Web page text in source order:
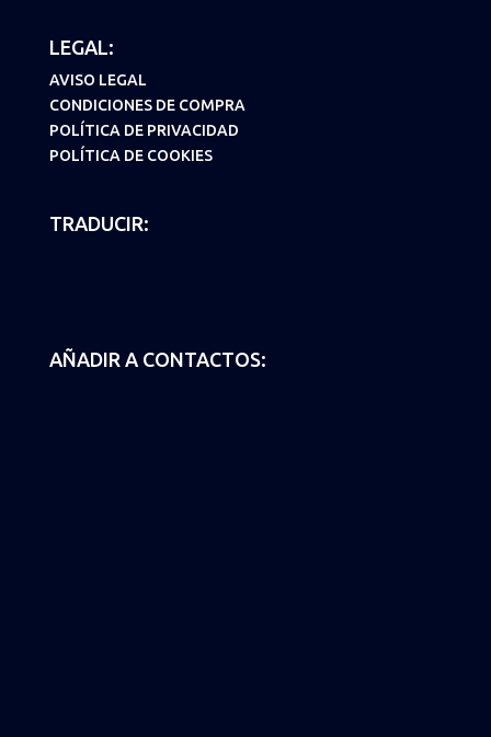
LEGAL:
AVISO LEGAL
CONDICIONES DE COMPRA
POLÍTICA DE PRIVACIDAD
POLÍTICA DE COOKIES
TRADUCIR:
AÑADIR A CONTACTOS: